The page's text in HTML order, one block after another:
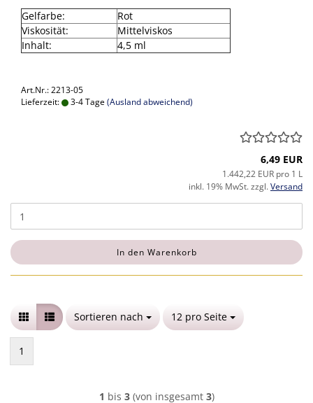
Gelfarbe:
Rot
Viskosität:
Mittelviskos
Inhalt:
4,5 ml
Art.Nr.: 2213-05
Lieferzeit:
3-4 Tage(Ausland abweichend)
6,49 EUR
1.442,22 EUR pro 1 L
inkl. 19% MwSt. zzgl.Versand
In den Warenkorb
Sortieren nach
Sortieren nach 12 pro Seite
pro Seite
1
1 bis 3(von insgesamt 3)